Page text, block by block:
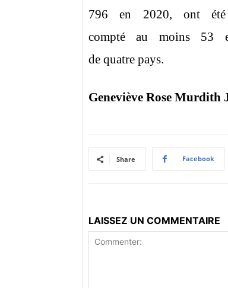
796 en 2020, ont été
compté au moins 53
de quatre pays.
Geneviève Rose Murdith
Share Facebook
LAISSEZ UN COMMENTAIRE